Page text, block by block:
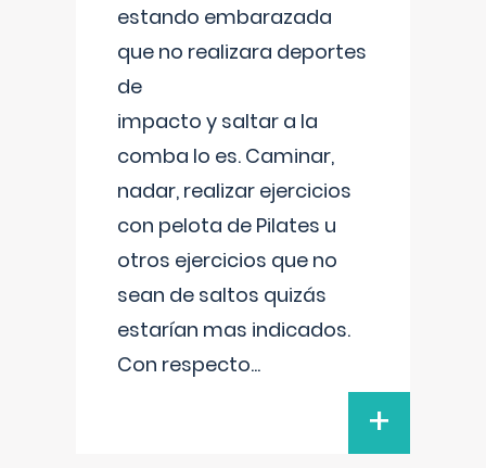
estando embarazada
que no realizara deportes
de
impacto y saltar a la
comba lo es. Caminar,
nadar, realizar ejercicios
con pelota de Pilates u
otros ejercicios que no
sean de saltos quizás
estarían mas indicados.
Con respecto...
+